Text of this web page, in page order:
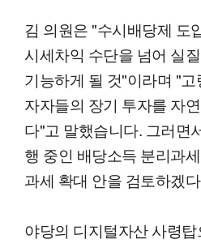
김 의원은 "수시배당제 도
시세차익 수단을 넘어 실
기능하게 될 것"이라며 "
자자들의 장기 투자를 자
다"고 말했습니다. 그러면
행 중인 배당소득 분리과
과세 확대 안을 검토하겠
야당의 디지털자산 사령